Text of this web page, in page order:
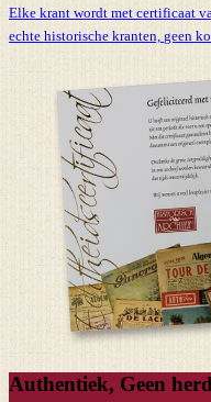
Elke krant wordt met certificaat
echte historische kranten, geen
Authentiek, Geen